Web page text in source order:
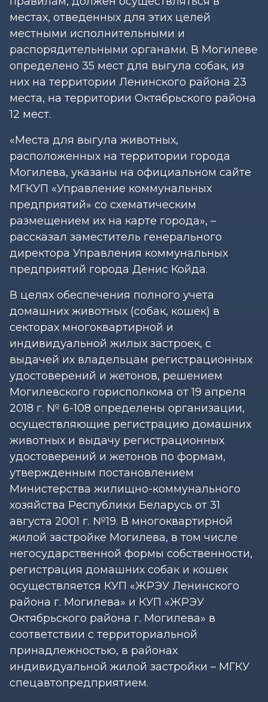
местах, отведенных для этих целей
местными исполнительными и
распорядительными органами. В Могилеве
определено 35 мест для выгула собак, из
них на территории Ленинского района 23
места, на территории Октябрьского района
12 мест.
«Места для выгула животных,
расположенных на территории города
Могилева, указаны на официальном сайте
МГКУП «Управление коммунальных
предприятий» со схематическим
размещением их на карте города», –
рассказал заместитель генерального
директора Управления коммунальных
предприятий города Денис Койда.
В целях обеспечения полного учета
домашних животных (собак, кошек) в
секторах многоквартирной и
индивидуальной жилых застроек, с
выдачей их владельцам регистрационных
удостоверений и жетонов, решением
Могилевского горисполкома от 19 апреля
2018 г. № 6-108 определены организации,
осуществляющие регистрацию домашних
животных и выдачу регистрационных
удостоверений и жетонов по формам,
утвержденным постановлением
Министерства жилищно-коммунального
хозяйства Республики Беларусь от 31
августа 2001 г. №19. В многоквартирной
жилой застройке Могилева, в том числе
негосударственной формы собственности,
регистрация домашних собак и кошек
осуществляется КУП «ЖРЭУ Ленинского
района г. Могилева» и КУП «ЖРЭУ
Октябрьского района г. Могилева» в
соответствии с территориальной
принадлежностью, в районах
индивидуальной жилой застройки – МГКУ
спецавтопредприятием.